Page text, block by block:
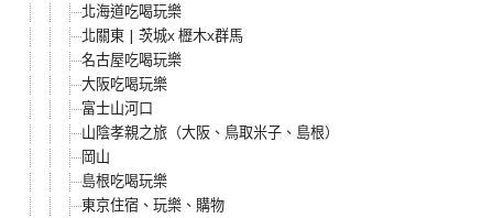
北海道吃喝玩樂
北關東 | 茨城x 櫪木x群馬
名古屋吃喝玩樂
大阪吃喝玩樂
富士山河口
山陰孝親之旅（大阪、鳥取米子、島根）
岡山
島根吃喝玩樂
東京住宿、玩樂、購物